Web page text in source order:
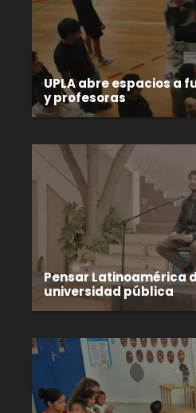
UPLA abre espacios a
y profesoras
Pensar Latinoamérica
universidad pública